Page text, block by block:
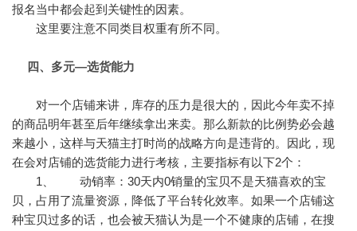
报名当中都会起到关键性的因素。
这里要注意不同类目权重有所不同。
四、多元—选货能力
对一个店铺来讲，库存的压力是很大的，因此今年卖不掉
的商品明年甚至后年继续拿出来卖。那么新款的比例势必会越
来越小，这样与天猫主打时尚的战略方向是违背的。因此，现
在会对店铺的选货能力进行考核，主要指标有以下2个：
1、 动销率：30天内0销量的宝贝不是天猫喜欢的宝
贝，占用了流量资源，降低了平台转化效率。如果一个店铺这
种宝贝过多的话，也会被天猫认为是一个不健康的店铺，在搜